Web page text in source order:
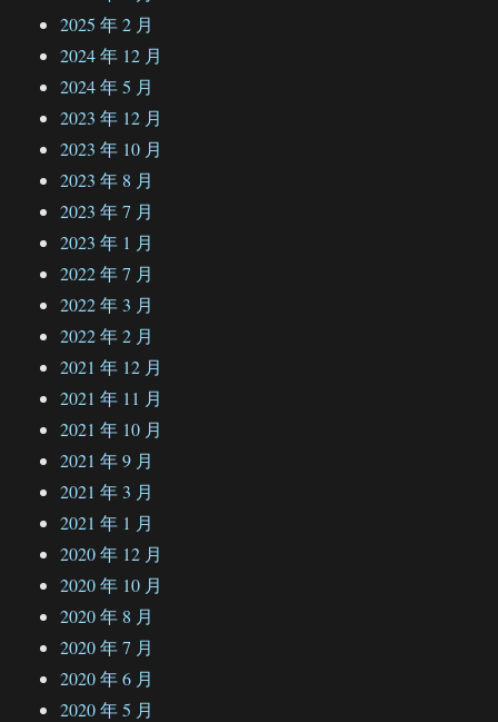
2025 年 2 月
2024 年 12 月
2024 年 5 月
2023 年 12 月
2023 年 10 月
2023 年 8 月
2023 年 7 月
2023 年 1 月
2022 年 7 月
2022 年 3 月
2022 年 2 月
2021 年 12 月
2021 年 11 月
2021 年 10 月
2021 年 9 月
2021 年 3 月
2021 年 1 月
2020 年 12 月
2020 年 10 月
2020 年 8 月
2020 年 7 月
2020 年 6 月
2020 年 5 月